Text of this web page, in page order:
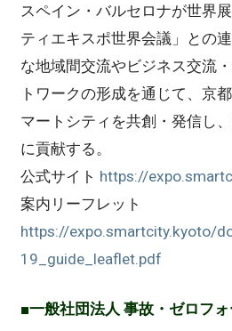
スペイン・バルセロナが世界
ティエキスポ世界会議」との
な地域間交流やビジネス交流
トワークの形成を通じて、京
マートシティを共創・発信し
に貢献する。
公式サイト https://
案内リーフレット
https://expo.smartcity.kyoto/
19_guide_leaflet.pdf
■一般社団法人 事故・ゼロフ